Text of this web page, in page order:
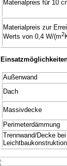
Materialpreis für 10
Materialpreis zur
Werts von 0,4 W/(m2
Außenwand
Dach
Massivdecke
Perimeterdämmung
Trennwand/Decke bei